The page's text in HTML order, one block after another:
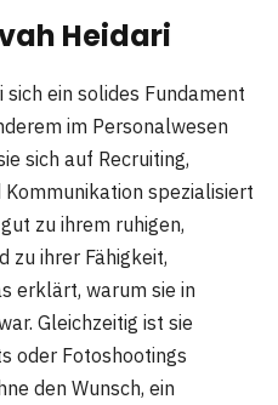
Heidari
ein solides Fundament
im Personalwesen
sich auf Recruiting,
spezialisiert
zu ihrem ruhigen,
zu ihrer Fähigkeit,
erklärt, warum sie in
Gleichzeitig ist sie
oder Fotoshootings
den Wunsch, ein